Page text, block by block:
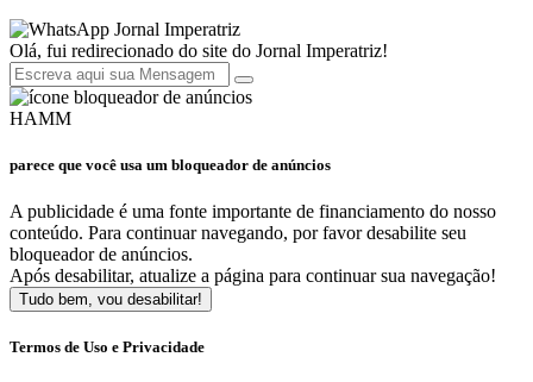
Jornal Imperatriz
Olá, fui redirecionado do site do Jornal Imperatriz!
HAMM
parece que você usa um bloqueador de anúncios
A publicidade é uma fonte importante de financiamento do nosso
conteúdo. Para continuar navegando, por favor desabilite seu
bloqueador de anúncios.
Após desabilitar, atualize a página para continuar sua navegação!
Tudo bem, vou desabilitar!
Termos de Uso e Privacidade